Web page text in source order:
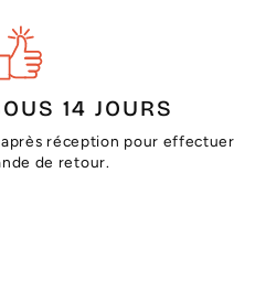
14 JOURS
réception pour effectuer
de retour.